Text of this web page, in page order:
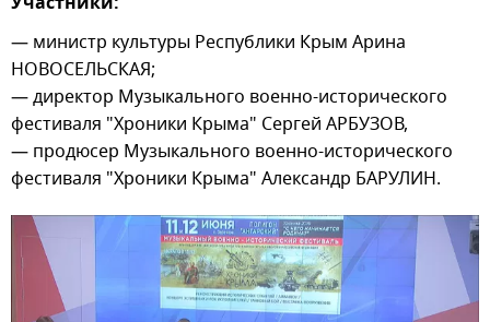
— министр культуры Республики Крым Арина
НОВОСЕЛЬСКАЯ;
— директор Музыкального военно-исторического
фестиваля "Хроники Крыма" Сергей АРБУЗОВ,
— продюсер Музыкального военно-исторического
фестиваля "Хроники Крыма" Александр БАРУЛИН.